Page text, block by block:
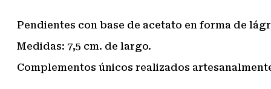
Pendientes con base de acetato en forma de
Medidas: 7,5 cm. de largo.
Complementos únicos realizados